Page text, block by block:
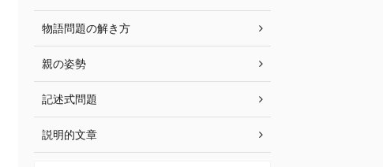
物語問題の解き方
親の姿勢
記述式問題
説明的文章